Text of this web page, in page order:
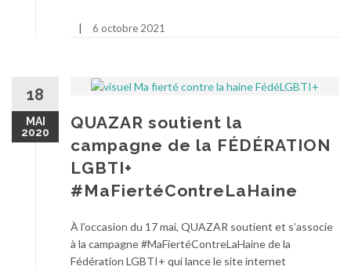
6 octobre 2021
18
MAI
2020
QUAZAR soutient la
campagne de la FÉDÉRATION
LGBTI+
#MaFiertéContreLaHaine
À l’occasion du 17 mai, QUAZAR soutient et s’associe
à la campagne #MaFiertéContreLaHaine de la
Fédération LGBTI+ qui lance le site internet